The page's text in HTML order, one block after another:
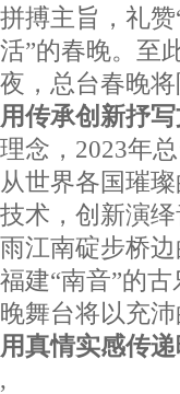
拼搏主旨，礼
活”的春晚。至
夜，总台春晚
用传承创新抒
理念，2023年
从世界各国璀
技术，创新演
雨江南碇步桥
福建“南音”的
晚舞台将以充
用真情实感传
,